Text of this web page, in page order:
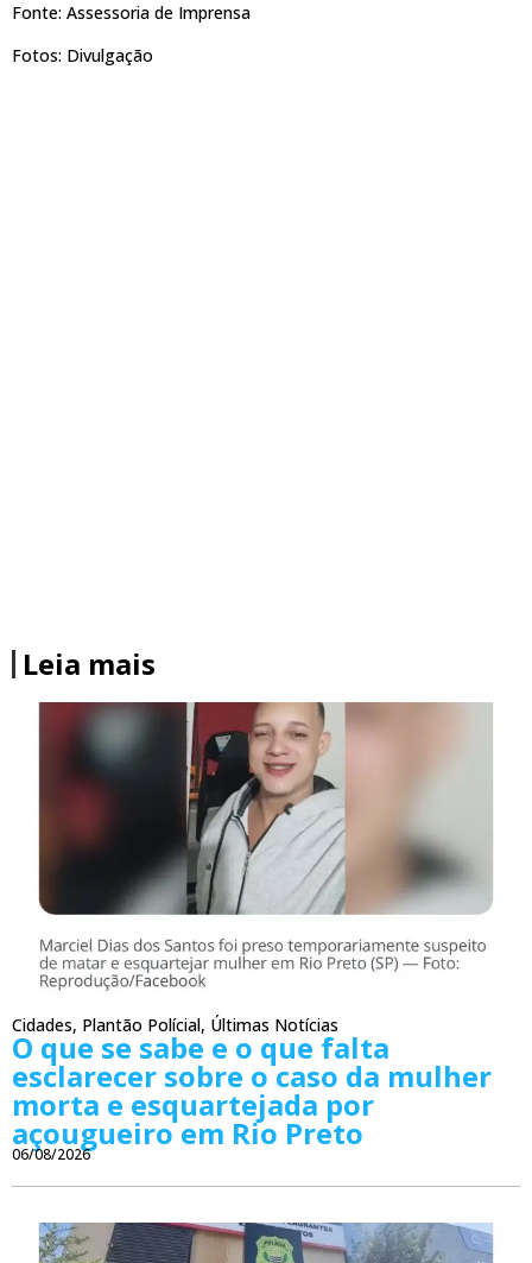
Fonte: Assessoria de Imprensa
Fotos: Divulgação
Leia mais
Cidades, Plantão Polícial, Últimas Notícias
O que se sabe e o que falta
esclarecer sobre o caso da mulher
morta e esquartejada por
açougueiro em Rio Preto
06/08/2026